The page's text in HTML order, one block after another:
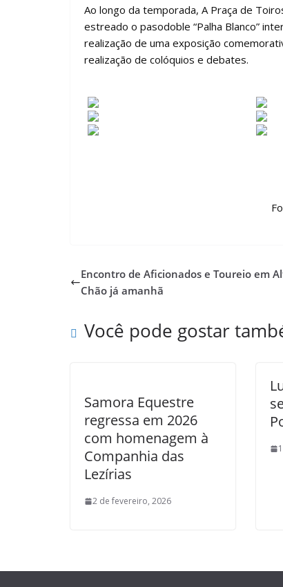
Ao longo da temporada, A Praça de
estreado o pasodoble “Palha Blanco”
realização de uma exposição
realização de colóquios e debates.
Encontro de Aficionados e Toureio em
Chão já amanhã
Você pode gostar
Samora Equestre
regressa em 2026
com homenagem à
Companhia das
Lezírias
2 de fevereiro, 2026